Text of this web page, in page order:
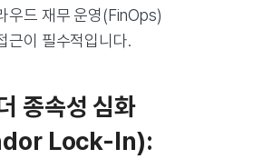
우드 재무 운영(FinOps)
근이 필수적입니다.
종속성 심화
Lock-In):